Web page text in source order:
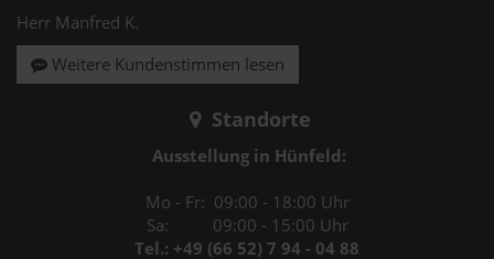
Herr Manfred K.
Weitere Kundenstimmen lesen
Standorte
Ausstellung in Hünfeld:
Mo - Fr: 09:00 - 18:00 Uhr
Sa: 09:00 - 15:00 Uhr
Tel.: +49 (66 52) 7 94 - 04 88